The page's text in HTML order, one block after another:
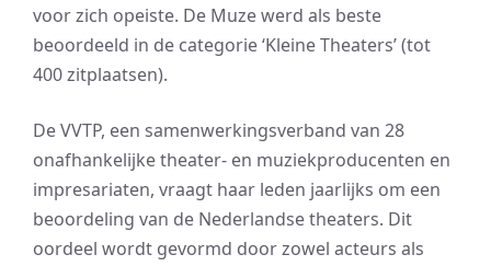
voor zich opeiste. De Muze werd als beste
beoordeeld in de categorie ‘Kleine Theaters’ (tot
400 zitplaatsen).
De VVTP, een samenwerkingsverband van 28
onafhankelijke theater- en muziekproducenten en
impresariaten, vraagt haar leden jaarlijks om een
beoordeling van de Nederlandse theaters. Dit
oordeel wordt gevormd door zowel acteurs als